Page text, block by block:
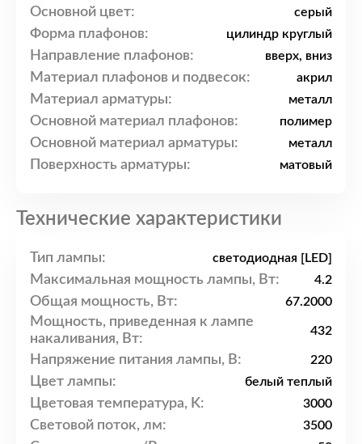
Основной цвет: серый
Форма плафонов: цилиндр круглый
Направление плафонов: вверх, вниз
Материал плафонов и подвесок: акрил
Материал арматуры: металл
Основной материал плафонов: полимер
Основной материал арматуры: металл
Поверхность арматуры: матовый
Технические характеристики
Тип лампы: светодиодная [LED]
Максимальная мощность лампы, Вт: 4.2
Общая мощность, Вт: 67.2000
Мощность, приведенная к лампе
накаливания, Вт:
432
Напряжение питания лампы, В: 220
Цвет лампы: белый теплый
Цветовая температура, K: 3000
Световой поток, лм: 3500